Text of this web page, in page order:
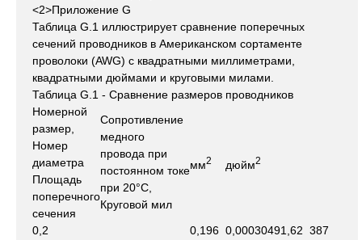
<2>Приложение G
Таблица G.1 иллюстрирует сравнение поперечных
сечений проводников в Американском сортаменте
проволоки (AWG) с квадратными миллиметрами,
квадратными дюймами и круговыми милами.
Таблица G.1 - Сравнение размеров проводников
Номерной
размер,
Номер
диаметра
Площадь
поперечного
сечения
Сопротивление
медного
провода при
постоянном токе
при 20°С,
Круговой мил
мм2 дюйм2
0,2 0,196 0,00030491,62 387